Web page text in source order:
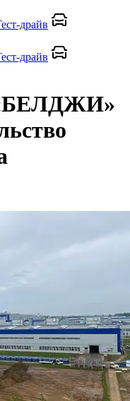
драйв
драйв